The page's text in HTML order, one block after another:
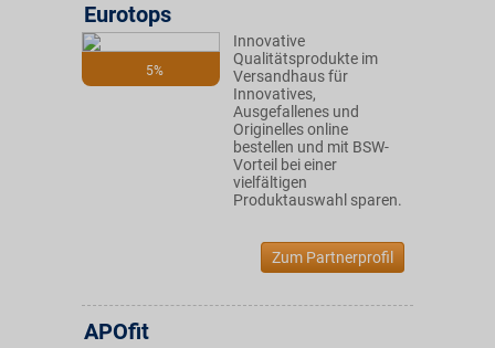
5%
Eurotops
Innovative
Qualitätsprodukte im
Versandhaus für
Innovatives,
Ausgefallenes und
Originelles online
bestellen und mit BSW-
Vorteil bei einer
vielfältigen
Produktauswahl sparen.
Zum Partnerprofil
APOfit